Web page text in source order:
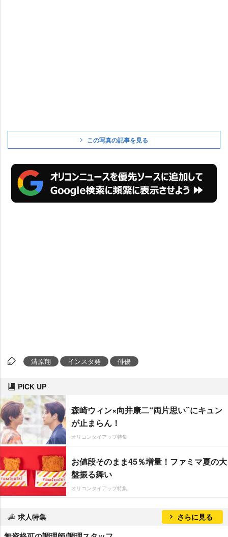
この写真の記事を見る
清原翔 インスタ発 俳優
PICK UP
森崎ウィン×向井康二“両片思い”にキュン
が止まらん！
オリコンタイアップ特集
お値段そのまま45％増量！ファミマ夏の大
盤振る舞い
オリコンタイアップ特集
求人特集 さらに見る